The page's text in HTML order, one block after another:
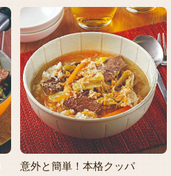
意外と簡単！本格クッパ